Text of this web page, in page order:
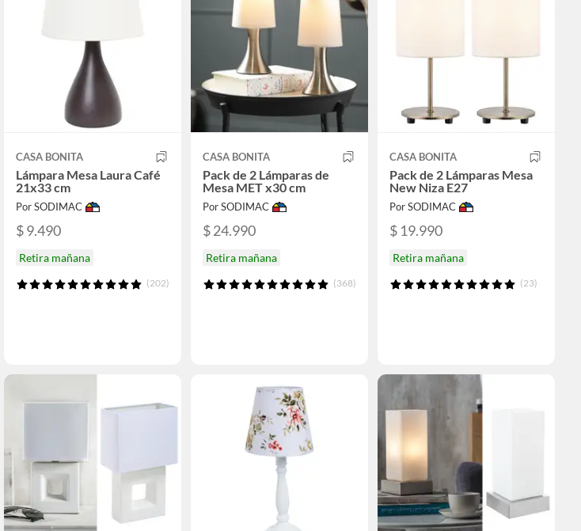
CASA BONITA
Lámpara Mesa Laura Café
21x33 cm
Por SODIMAC
$ 9.490
Retira mañana
(202)
CASA BONITA
Pack de 2 Lámparas de
Mesa MET x30 cm
Por SODIMAC
$ 24.990
Retira mañana
(368)
CASA BONITA
Pack de 2 Lámparas Mesa
New Niza E27
Por SODIMAC
$ 19.990
Retira mañana
(23)